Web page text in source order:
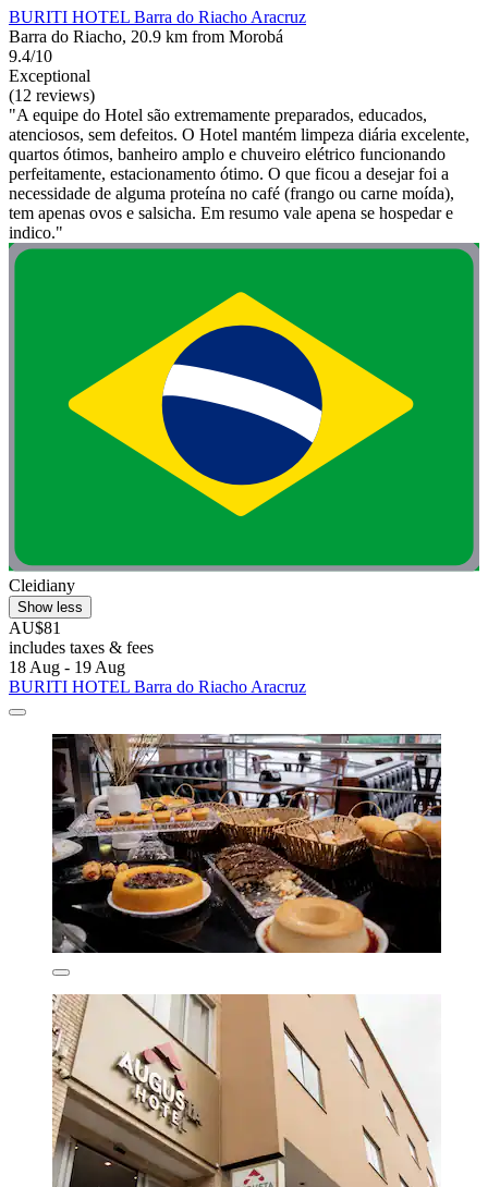
BURITI HOTEL Barra do Riacho Aracruz
Barra do Riacho, 20.9 km from Morobá
9.4/10
Exceptional
(12 reviews)
"A equipe do Hotel são extremamente preparados, educados,
atenciosos, sem defeitos. O Hotel mantém limpeza diária excelente,
quartos ótimos, banheiro amplo e chuveiro elétrico funcionando
perfeitamente, estacionamento ótimo. O que ficou a desejar foi a
necessidade de alguma proteína no café (frango ou carne moída),
tem apenas ovos e salsicha. Em resumo vale apena se hospedar e
indico."
Cleidiany
Show less
AU$81
includes taxes & fees
18 Aug - 19 Aug
BURITI HOTEL Barra do Riacho Aracruz